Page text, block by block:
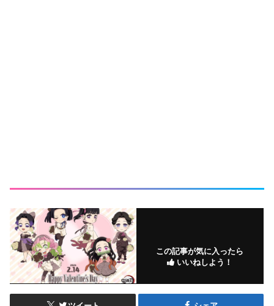
この記事が気に入ったら
いいねしよう！